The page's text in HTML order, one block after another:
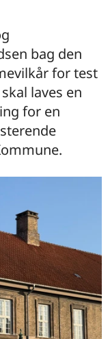
bag den
for test
laves en
for en